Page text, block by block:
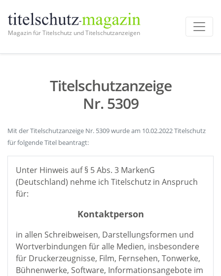
Magazin für Titelschutz und Titelschutzanzeigen
Titelschutzanzeige
Nr. 5309
Mit der Titelschutzanzeige Nr. 5309 wurde am 10.02.2022 Titelschutz
für folgende Titel beantragt:
Unter Hinweis auf § 5 Abs. 3 MarkenG
(Deutschland) nehme ich Titelschutz in Anspruch
für:
Kontaktperson
in allen Schreibweisen, Darstellungsformen und
Wortverbindungen für alle Medien, insbesondere
für Druckerzeugnisse, Film, Fernsehen, Tonwerke,
Bühnenwerke, Software, Informationsangebote im